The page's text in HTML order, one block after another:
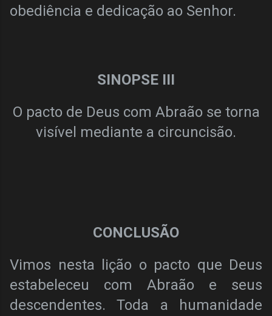
obediência e dedicação ao Senhor.
SINOPSE III
O pacto de Deus com Abraão se torna
visível mediante a circuncisão.
CONCLUSÃO
Vimos nesta lição o pacto que Deus
estabeleceu com Abraão e seus
descendentes. Toda a humanidade